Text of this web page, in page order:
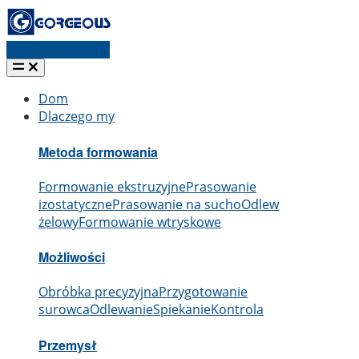
Dom
Dlaczego my
Metoda formowania
Formowanie ekstruzyjnePrasowanie
izostatycznePrasowanie na suchoOdlew
żelowyFormowanie wtryskowe
Możliwości
Obróbka precyzyjnaPrzygotowanie
surowcaOdlewanieSpiekanieKontrola
Przemysł